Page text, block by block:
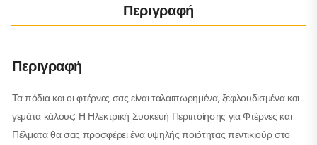
Περιγραφή
Περιγραφή
Τα πόδια και οι φτέρνες σας είναι ταλαιπωρημένα, ξεφλουδισμένα και
γεμάτα κάλους; Η Ηλεκτρική Συσκευή Περιποίησης για Φτέρνες και
Πέλματα θα σας προσφέρει ένα υψηλής ποιότητας πεντικιούρ στο